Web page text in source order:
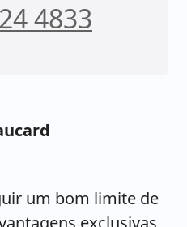
4833
um bom limite de
exclusivas